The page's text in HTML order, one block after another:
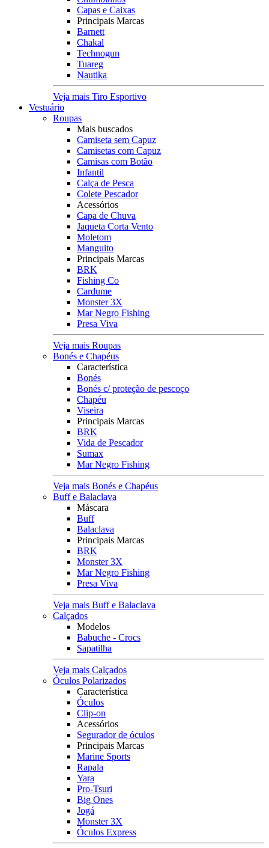
Capas e Caixas
Principais Marcas
Barnett
Chakal
Technogun
Tuareg
Nautika
Veja mais Tiro Esportivo
Vestuário
Roupas
Mais buscados
Camiseta sem Capuz
Camisetas com Capuz
Camisas com Botão
Infantil
Calça de Pesca
Colete Pescador
Acessórios
Capa de Chuva
Jaqueta Corta Vento
Moletom
Manguito
Principais Marcas
BRK
Fishing Co
Cardume
Monster 3X
Mar Negro Fishing
Presa Viva
Veja mais Roupas
Bonés e Chapéus
Característica
Bonés
Bonés c/ proteção de pescoço
Chapéu
Viseira
Principais Marcas
BRK
Vida de Pescador
Sumax
Mar Negro Fishing
Veja mais Bonés e Chapéus
Buff e Balaclava
Máscara
Buff
Balaclava
Principais Marcas
BRK
Monster 3X
Mar Negro Fishing
Presa Viva
Veja mais Buff e Balaclava
Calçados
Modelos
Babuche - Crocs
Sapatilha
Veja mais Calçados
Óculos Polarizados
Característica
Óculos
Clip-on
Acessórios
Segurador de óculos
Principais Marcas
Marine Sports
Rapala
Yara
Pro-Tsuri
Big Ones
Jogá
Monster 3X
Óculos Express